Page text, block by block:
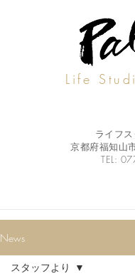
Life
ライフ
京都府福知山
TEL:
News
スタッフより